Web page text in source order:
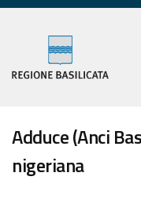
Adduce (Anci
nigeriana